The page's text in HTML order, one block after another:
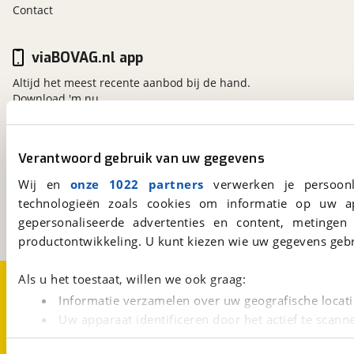
Verantwoord gebruik van uw gegevens
Wij en onze 1022 partners verwerken je
technologieën zoals cookies om informatie op
gepersonaliseerde advertenties en content,
productontwikkeling. U kunt kiezen wie uw gegevens
Als u het toestaat, willen we ook graag:
Informatie verzamelen over uw geografische
Uw apparaat identificeren door het actief te
Lees meer over hoe uw persoonlijke gegevens worden
Contact
viaBOVAG.nl
Kosterijland15
Een initiatief van
BOVAG
viaBOVAG.nl app
Altijd het meest recente aanbod bij de hand.
Download 'm nu.
Over viaBOVAG.nlDisclaimer- en Privacyverklaring
CookievoorkeurenVacatures